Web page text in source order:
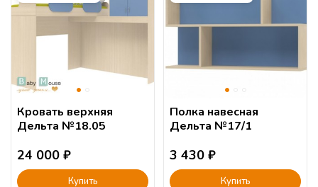
Кровать верхняя
Дельта №18.05
24 000 ₽
Купить
Полка навесная
Дельта №17/1
3 430 ₽
Купить